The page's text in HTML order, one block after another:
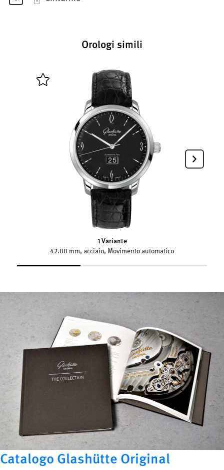
Orologi simili
1 Variante
42.00 mm, acciaio, Movimento automatico
Catalogo Glashütte Original